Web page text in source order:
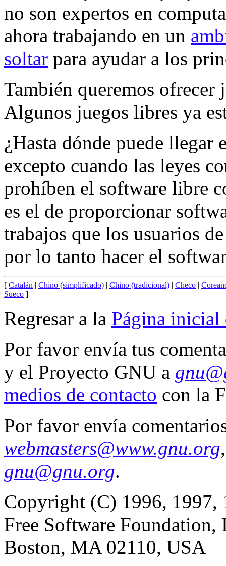
no son expertos en
ahora trabajando en un
soltar para ayudar a los
También queremos ofrecer
Algunos juegos libres ya
¿Hasta dónde puede
excepto cuando las leyes
prohíben el software libre
es el de proporcionar
trabajos que los usuarios
por lo tanto hacer el
[ Catalán | Chino (simplificado) | Chino (tradicional) | Checo |
Sueco ]
Regresar a la Página inicial
Por favor envía tus
y el Proyecto GNU a
medios de contacto con la
Por favor envía
webmasters@www.gnu.org
gnu@gnu.org.
Copyright (C) 1996, 1997,
Free Software
Boston, MA 02110, USA